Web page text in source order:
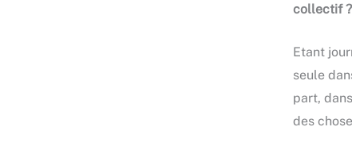
collectif ?
Etant
seule
part,
des